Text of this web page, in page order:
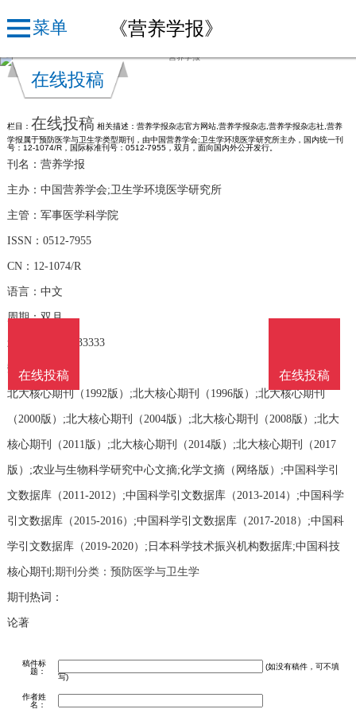
菜单 《营养学报》
在线投稿
栏目： 在线投稿 相关描述：营养学报杂志官方网站,营养学报杂志,营养学报杂志社,营养
学报属于预防医学与卫生学类型期刊，由中国营养学会;卫生学环境医学研究所主办，国内统一刊
号：12-1074/R，国际标准刊号：0512-7955，双月，面向国内外公开发行。
刊名：营养学报
主办：中国营养学会;卫生学环境医学研究所
主管：军事医学科学院
ISSN：0512-7955
CN：12-1074/R
语言：中文
周期：双月
影响因子：0.833333
数据库收录：
北大核心期刊（1992版）;北大核心期刊（1996版）;北大核心期刊
（2000版）;北大核心期刊（2004版）;北大核心期刊（2008版）;北大
核心期刊（2011版）;北大核心期刊（2014版）;北大核心期刊（2017
版）;农业与生物科学研究中心文摘;化学文摘（网络版）;中国科学引
文数据库（2011-2012）;中国科学引文数据库（2013-2014）;中国科学
引文数据库（2015-2016）;中国科学引文数据库（2017-2018）;中国科
学引文数据库（2019-2020）;日本科学技术振兴机构数据库;中国科技
核心期刊;期刊分类：预防医学与卫生学
期刊热词：
论著
稿件标
题：
(如没有稿件，可不填
写)
作者姓
名：
在线投稿
在线投稿